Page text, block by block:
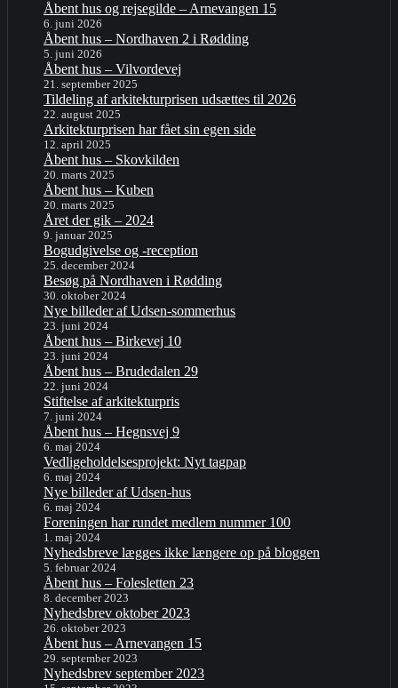
Åbent hus og rejsegilde – Arnevangen 15
6. juni 2026
Åbent hus – Nordhaven 2 i Rødding
5. juni 2026
Åbent hus – Vilvordevej
21. september 2025
Tildeling af arkitekturprisen udsættes til 2026
22. august 2025
Arkitekturprisen har fået sin egen side
12. april 2025
Åbent hus – Skovkilden
20. marts 2025
Åbent hus – Kuben
20. marts 2025
Året der gik – 2024
9. januar 2025
Bogudgivelse og -reception
25. december 2024
Besøg på Nordhaven i Rødding
30. oktober 2024
Nye billeder af Udsen-sommerhus
23. juni 2024
Åbent hus – Birkevej 10
23. juni 2024
Åbent hus – Brudedalen 29
22. juni 2024
Stiftelse af arkitekturpris
7. juni 2024
Åbent hus – Hegnsvej 9
6. maj 2024
Vedligeholdelsesprojekt: Nyt tagpap
6. maj 2024
Nye billeder af Udsen-hus
6. maj 2024
Foreningen har rundet medlem nummer 100
1. maj 2024
Nyhedsbreve lægges ikke længere op på bloggen
5. februar 2024
Åbent hus – Folesletten 23
8. december 2023
Nyhedsbrev oktober 2023
26. oktober 2023
Åbent hus – Arnevangen 15
29. september 2023
Nyhedsbrev september 2023